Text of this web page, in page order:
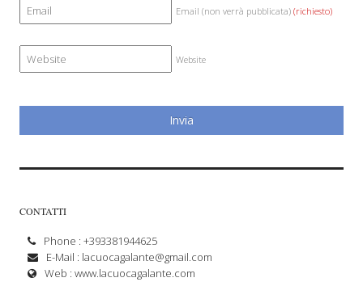
Email (non verrà pubblicata)(richiesto)
Website
CONTATTI
Phone : +393381944625
E-Mail : lacuocagalante@gmail.com
Web :www.lacuocagalante.com